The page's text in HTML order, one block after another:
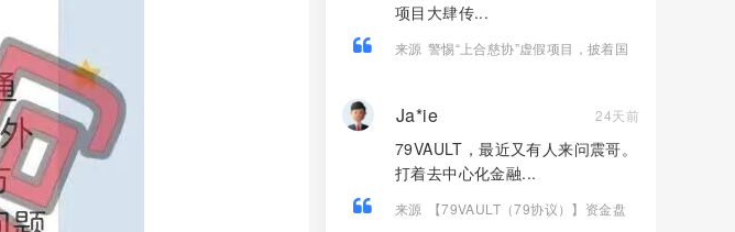
项目大肆传...
来源 警惕“上合慈协”虚假项目，披着国
Ja*ie 24天前
79VAULT，最近又有人来问震哥。
打着去中心化金融...
来源
【79VAULT（79协议）】资金盘